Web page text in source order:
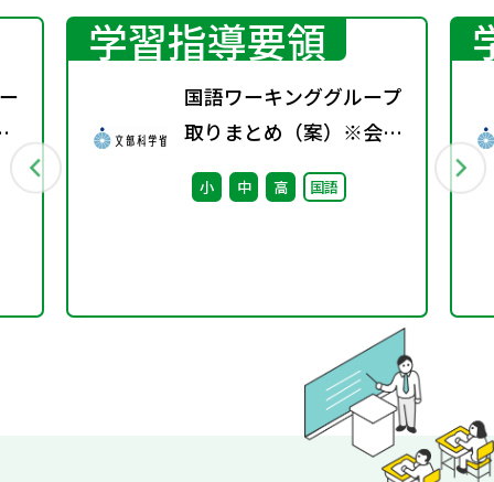
学習指導要領
国語ワーキンググループ
取りまとめ（案）※会議
後修正
小 中 高 国語